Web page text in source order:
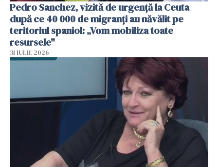
Pedro Sanchez, vizită de urgență la Ceuta
după ce 40 000 de migranți au năvălit pe
teritoriul spaniol: „Vom mobiliza toate
resursele"
31 IULIE 2026